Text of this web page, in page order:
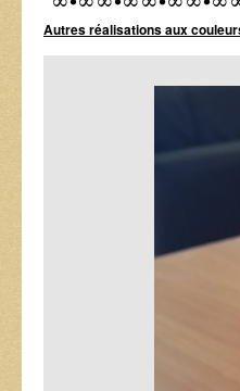
Autres réalisations aux